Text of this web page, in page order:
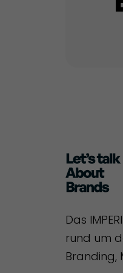
Das
rund um
Branding,